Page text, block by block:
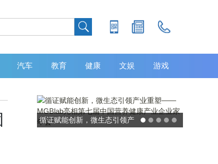
汽车 教育 健康 文娱 游戏
灵敏度超 80% 特异性 99%！